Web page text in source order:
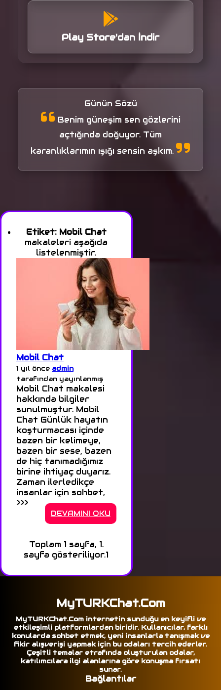
Play Store'dan İndir
Günün Sözü
Benim güneşim sen gözlerini
açtığında doğuyor. Tüm
karanlıklarımın ışığı sensin aşkım.
Etiket: Mobil Chat
makaleleri aşağıda
listelenmiştir.
Mobil Chat
1 yıl önce admin
tarafından yayınlanmış
Mobil Chat makalesi
hakkında bilgiler
sunulmuştur. Mobil
Chat Günlük hayatın
koşturmacası içinde
bazen bir kelimeye,
bazen bir sese, bazen
de hiç tanımadığımız
birine ihtiyaç duyarız.
Zaman ilerledikçe
insanlar için sohbet,
>>>
DEVAMINI OKU
Toplam 1 sayfa, 1.
sayfa gösteriliyor.1
MyTURKChat.Com
MyTURKChat.Com internetin sunduğu en keyifli ve
etkileşimli platformlardan biridir. Kullanıcılar, farklı
konularda sohbet etmek, yeni insanlarla tanışmak ve
fikir alışverişi yapmak için bu odaları tercih ederler.
Çeşitli temalar etrafında oluşturulan odalar,
katılımcılara ilgi alanlarına göre konuşma fırsatı
sunar.
Bağlantılar